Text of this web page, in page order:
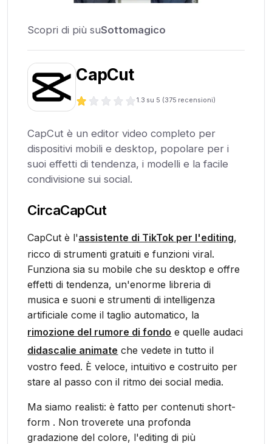
Scopri di più suSottomagico
CapCut
1.3 su 5 (375 recensioni)
CapCut è un editor video completo per
dispositivi mobili e desktop, popolare per i
suoi effetti di tendenza, i modelli e la facile
condivisione sui social.
CircaCapCut
CapCut è l'assistente di TikTok per l'editing,
ricco di strumenti gratuiti e funzioni viral.
Funziona sia su mobile che su desktop e offre
effetti di tendenza, un'enorme libreria di
musica e suoni e strumenti di intelligenza
artificiale come il taglio automatico, la
rimozione del rumore di fondo e quelle audaci
didascalie animate che vedete in tutto il
vostro feed. È veloce, intuitivo e costruito per
stare al passo con il ritmo dei social media.
Ma siamo realisti: è fatto per contenuti short-
form . Non troverete una profonda
gradazione del colore, l'editing di più